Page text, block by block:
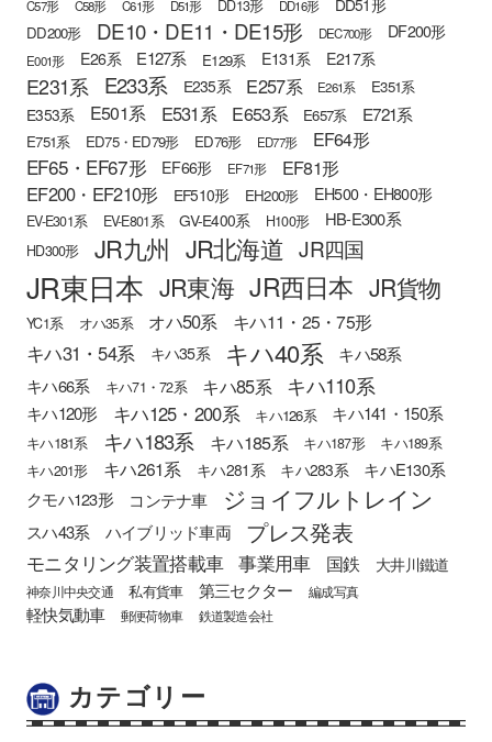
C57形 C58形 C61形 D51形 DD13形 DD16形 DD51形
DD200形 DE10・DE11・DE15形 DEC700形 DF200形
E001形 E26系 E127系 E129系 E131系 E217系
E231系 E233系 E235系 E257系 E261系 E351系
E353系 E501系 E531系 E653系 E657系 E721系
E751系 ED75・ED79形 ED76形 ED77形 EF64形
EF65・EF67形 EF66形 EF71形
EF81形
EF200・EF210形
EF510形 EH200形 EH500・EH800形
EV-E301系 EV-E801系 GV-E400系 H100形 HB-E300系
HD300形 JR九州 JR北海道 JR四国
JR東日本 JR東海 JR西日本 JR貨物
YC1系 オハ35系 オハ50系 キハ11・25・75形
キハ31・54系 キハ35系 キハ40系 キハ58系
キハ66系 キハ71・72系 キハ85系 キハ110系
キハ120形 キハ125・200系 キハ126系 キハ141・150系
キハ181系 キハ183系 キハ185系 キハ187形
キハ189系
キハ201形
キハ261系 キハ281系 キハ283系
キハE130系
クモハ123形
コンテナ車 ジョイフルトレイン
スハ43系 ハイブリッド車両 プレス発表
モニタリング装置搭載車 事業用車 国鉄 大井川鐵道
神奈川中央交通 私有貨車 第三セクター 編成写真
軽快気動車 郵便荷物車 鉄道製造会社
カテゴリー